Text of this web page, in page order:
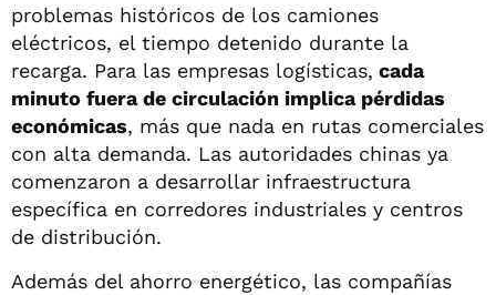
problemas históricos de los camiones
eléctricos, el tiempo detenido durante la
recarga. Para las empresas logísticas, cada
minuto fuera de circulación implica pérdidas
económicas, más que nada en rutas comerciales
con alta demanda. Las autoridades chinas ya
comenzaron a desarrollar infraestructura
específica en corredores industriales y centros
de distribución.
Además del ahorro energético, las compañías